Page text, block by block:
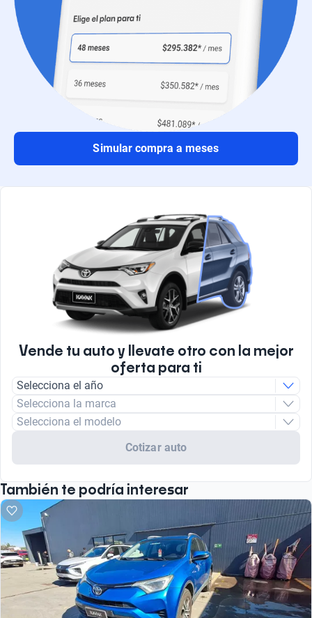
Simular compra a meses
Vende tu auto y llevate otro con la mejor
oferta para ti
Selecciona el año
Selecciona la marca
Selecciona el modelo
Cotizar auto
También te podría interesar